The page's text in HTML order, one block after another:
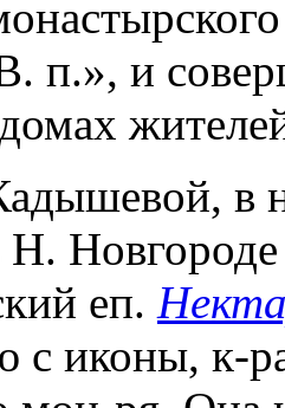
п.», и
в
Н.
еп.
с иконы, к-